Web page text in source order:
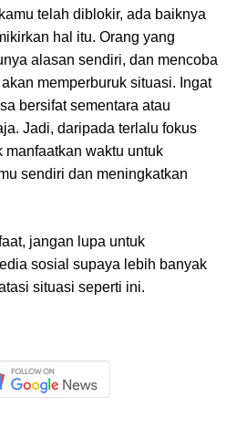
telah diblokir, ada baiknya
hal itu. Orang yang
alasan sendiri, dan mencoba
memperburuk situasi. Ingat
bersifat sementara atau
Jadi, daripada terlalu fokus
manfaatkan waktu untuk
sendiri dan meningkatkan
jangan lupa untuk
sosial supaya lebih banyak
situasi seperti ini.